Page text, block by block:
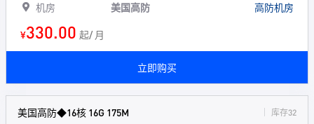
机房
美国高防 高防机房
¥330.00 起/ 月
立即购买
美国高防◆16核 16G 175M 库存32